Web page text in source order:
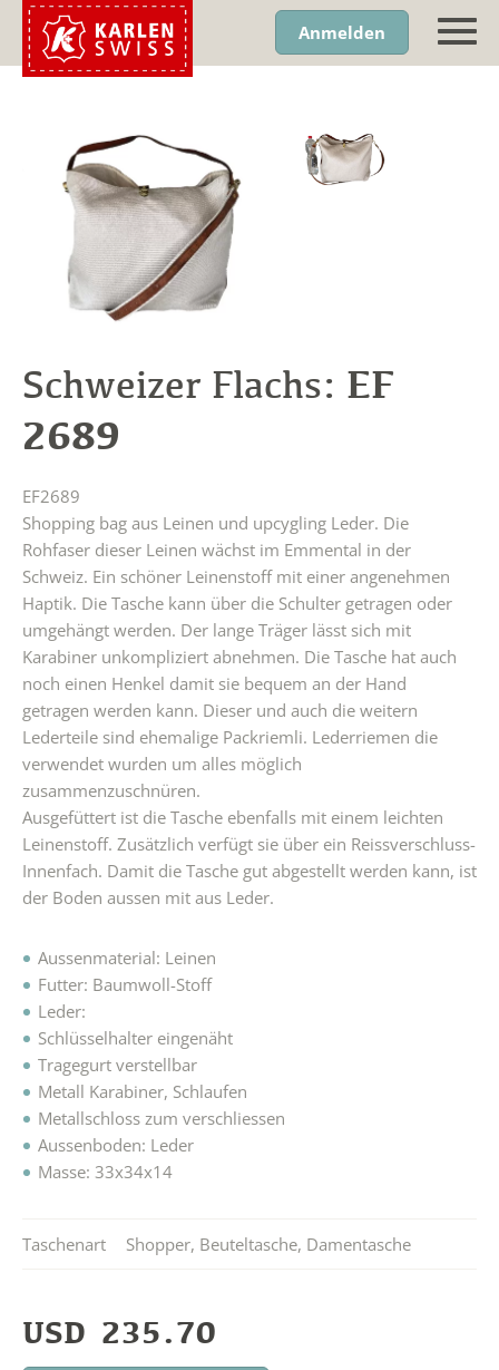
Anmelden
Schweizer Flachs: EF
2689
EF2689
Shopping bag aus Leinen und upcygling Leder. Die
Rohfaser dieser Leinen wächst im Emmental in der
Schweiz. Ein schöner Leinenstoff mit einer angenehmen
Haptik. Die Tasche kann über die Schulter getragen oder
umgehängt werden. Der lange Träger lässt sich mit
Karabiner unkompliziert abnehmen. Die Tasche hat auch
noch einen Henkel damit sie bequem an der Hand
getragen werden kann. Dieser und auch die weitern
Lederteile sind ehemalige Packriemli. Lederriemen die
verwendet wurden um alles möglich
zusammenzuschnüren.
Ausgefüttert ist die Tasche ebenfalls mit einem leichten
Leinenstoff. Zusätzlich verfügt sie über ein Reissverschluss-
Innenfach. Damit die Tasche gut abgestellt werden kann, ist
der Boden aussen mit aus Leder.
Aussenmaterial: Leinen
Futter: Baumwoll-Stoff
Leder:
Schlüsselhalter eingenäht
Tragegurt verstellbar
Metall Karabiner, Schlaufen
Metallschloss zum verschliessen
Aussenboden: Leder
Masse: 33x34x14
Taschenart Shopper, Beuteltasche, Damentasche
USD 235.70